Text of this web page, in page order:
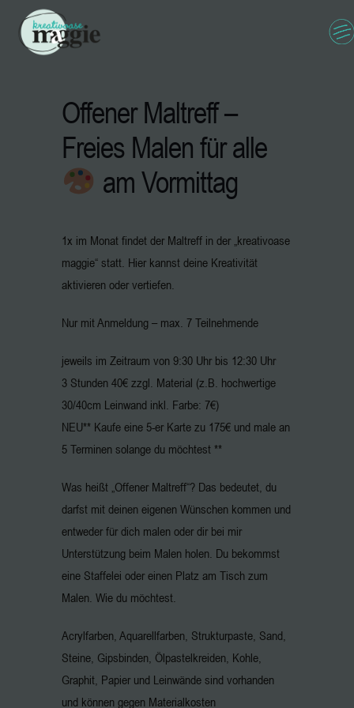
Offener Maltreff –
Freies Malen für alle
am Vormittag
1x im Monat findet der Maltreff in der „kreativoase
maggie“ statt. Hier kannst deine Kreativität
aktivieren oder vertiefen.
Nur mit Anmeldung – max. 7 Teilnehmende
jeweils im Zeitraum von 9:30 Uhr bis 12:30 Uhr
3 Stunden 40€ zzgl. Material (z.B. hochwertige
30/40cm Leinwand inkl. Farbe: 7€)
NEU** Kaufe eine 5-er Karte zu 175€ und male an
5 Terminen solange du möchtest **
Was heißt „Offener Maltreff“? Das bedeutet, du
darfst mit deinen eigenen Wünschen kommen und
entweder für dich malen oder dir bei mir
Unterstützung beim Malen holen. Du bekommst
eine Staffelei oder einen Platz am Tisch zum
Malen. Wie du möchtest.
Acrylfarben, Aquarellfarben, Strukturpaste, Sand,
Steine, Gipsbinden, Ölpastelkreiden, Kohle,
Graphit, Papier und Leinwände sind vorhanden
und können gegen Materialkosten